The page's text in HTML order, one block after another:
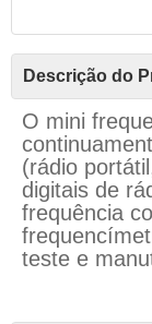
Descrição do
O mini
(rádio
digitais de
frequência
teste e